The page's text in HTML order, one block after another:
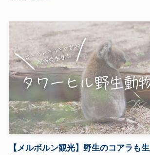
【メルボルン観光】野生のコアラも